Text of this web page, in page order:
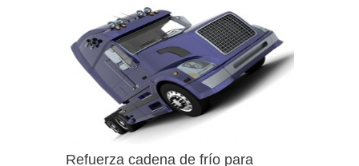
Refuerza cadena de frío para